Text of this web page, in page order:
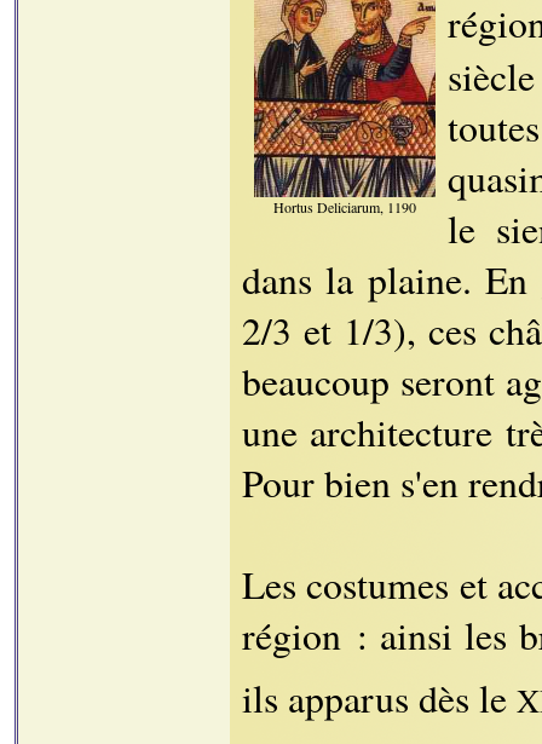
Hortus Deliciarum, 1190
le
dans la plaine.
2/3 et 1/3), ces
beaucoup seront
une architecture
Pour bien s'en
Les costumes et
région : ainsi les
ils apparus dès le